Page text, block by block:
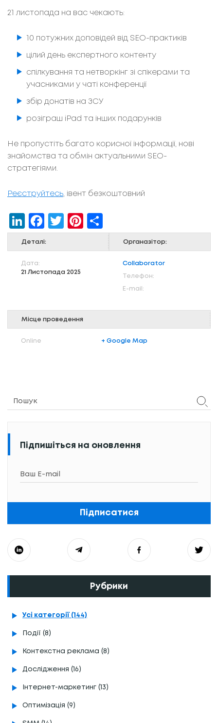
21 листопада на вас чекають:
10 потужних доповідей від SEO-практиків
цілий день експертного контенту
спілкування та нетворкінг зі спікерами та
учасниками у чаті конференції
збір донатів на ЗСУ
розіграш iPad та інших подарунків
Не пропустіть багато корисної інформації, нові
знайомства та обмін актуальними SEO-
стратегіями.
Реєструйтесь, івент безкоштовний
LinkedIn
Facebook
TwitterPinterest
Деталі:
Дата:
21 Листопада 2025
Органазітор:
Collaborator
Телефон:
Е-mail:
Місце проведення
Online + Google Map
Підпишіться на оновлення
Підписатися
Рубрики
Усі категорії (144)
Події (8)
Контекстна реклама (8)
Дослідження (16)
Інтернет-маркетинг (13)
Оптимізація (9)